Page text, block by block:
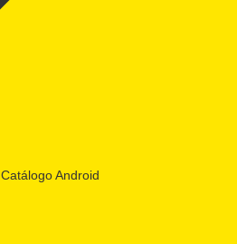
Catálogo Android